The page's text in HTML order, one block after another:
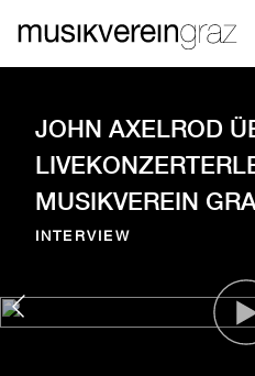
JOHN AXELROD
MUSIKVEREIN
INTERVIEW